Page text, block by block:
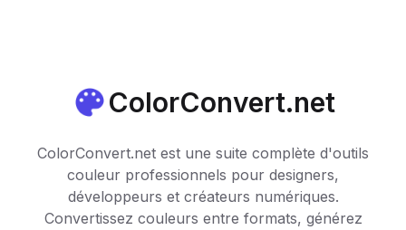
ColorConvert.net
ColorConvert.net est une suite complète d'outils
couleur professionnels pour designers,
développeurs et créateurs numériques.
Convertissez couleurs entre formats, générez